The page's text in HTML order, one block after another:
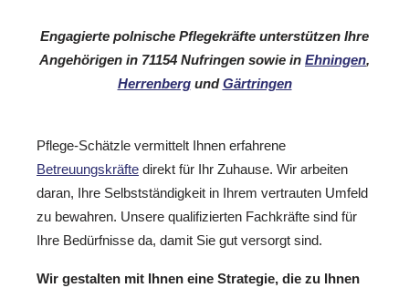
Engagierte polnische Pflegekräfte unterstützen Ihre
Angehörigen in 71154 Nufringen sowie in Ehningen,
HerrenbergundGärtringen
Pflege-Schätzle vermittelt Ihnen erfahrene
Betreuungskräfte direkt für Ihr Zuhause. Wir arbeiten
daran, Ihre Selbstständigkeit in Ihrem vertrauten Umfeld
zu bewahren. Unsere qualifizierten Fachkräfte sind für
Ihre Bedürfnisse da, damit Sie gut versorgt sind.
Wir gestalten mit Ihnen eine Strategie, die zu Ihnen